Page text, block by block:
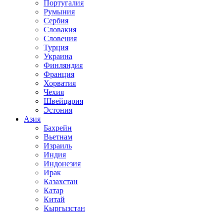
Португалия
Румыния
Сербия
Словакия
Словения
Турция
Украина
Финляндия
Франция
Хорватия
Чехия
Швейцария
Эстония
Азия
Бахрейн
Вьетнам
Израиль
Индия
Индонезия
Ирак
Казахстан
Катар
Китай
Кыргызстан